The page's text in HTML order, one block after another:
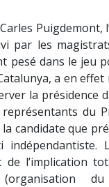
Puigdemont,
par les
pesé dans le jeu
a en
la présidence
du
la candidate que
l’implication
du